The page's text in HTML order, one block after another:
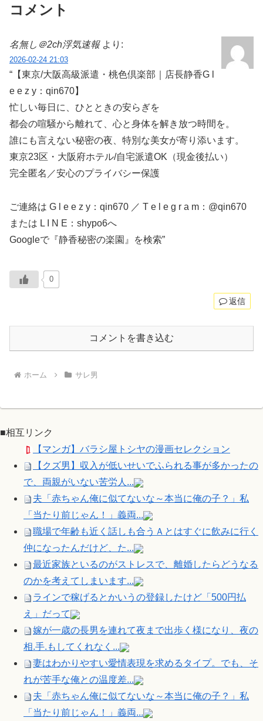
コメント
名無し＠2ch浮気速報 より:
2026-02-24 21:03
“【東京/大阪高級派遣・桃色倶楽部｜店長静香G l
e e z y：qin670】
忙しい毎日に、ひとときの安らぎを
都会の喧騒から離れて、心と身体を解き放つ時間を。
誰にも言えない秘密の夜、特別な美女が寄り添います。
東京23区・大阪府ホテル/自宅派遣OK（現金後払い）
完全匿名／安心のプライバシー保護
ご連絡は G l e e z y：qin670 ／ T e l e g r a m：@qin670
または L I N E：shypo6へ
Googleで『静香秘密の楽園』を検索”
0
返信
コメントを書き込む
ホーム サレ男
■相互リンク
【マンガ】バラシ屋トシヤの漫画セレクション
【クズ男】収入が低いせいでふられる事が多かったの
で、両親がいない苦労人...
夫「赤ちゃん俺に似てないな～本当に俺の子？」私
「当たり前じゃん！」義両...
職場で年齢も近く話しも合うＡとはすぐに飲みに行く
仲になったんだけど、た...
最近家族といるのがストレスで、離婚したらどうなる
のかを考えてしまいます...
ラインで稼げるとかいうの登録したけど「500円払
え」だって
嫁が一歳の長男を連れて夜まで出歩く様になり、夜の
相.手.もしてくれなく...
妻はわかりやすい愛情表現を求めるタイプ。でも、そ
れが苦手な俺との温度差...
夫「赤ちゃん俺に似てないな～本当に俺の子？」私
「当たり前じゃん！」義両...